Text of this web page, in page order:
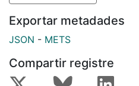
Exportar metadades
JSON - METS
Compartir registre